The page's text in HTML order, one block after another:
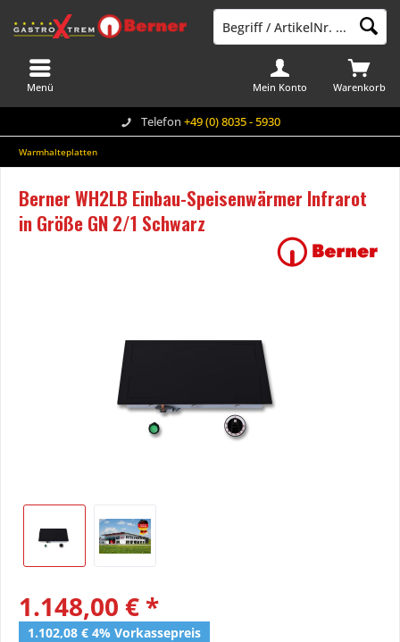
Telefon +49 (0) 8035 - 5930
Warenkorb
Mein Konto
Menü
Warmhalteplatten
Berner WH2LB Einbau-Speisenwärmer Infrarot
in Größe GN 2/1 Schwarz
1.148,00 € *
1.102,08 € 4% Vorkassepreis